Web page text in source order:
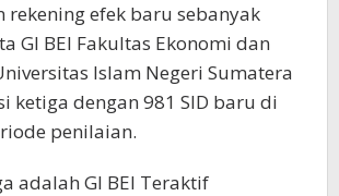
efek baru sebanyak
GI BEI Fakultas Ekonomi dan
Islam Negeri Sumatera
ketiga dengan 981 SID baru di
penilaian.
adalah GI BEI Teraktif